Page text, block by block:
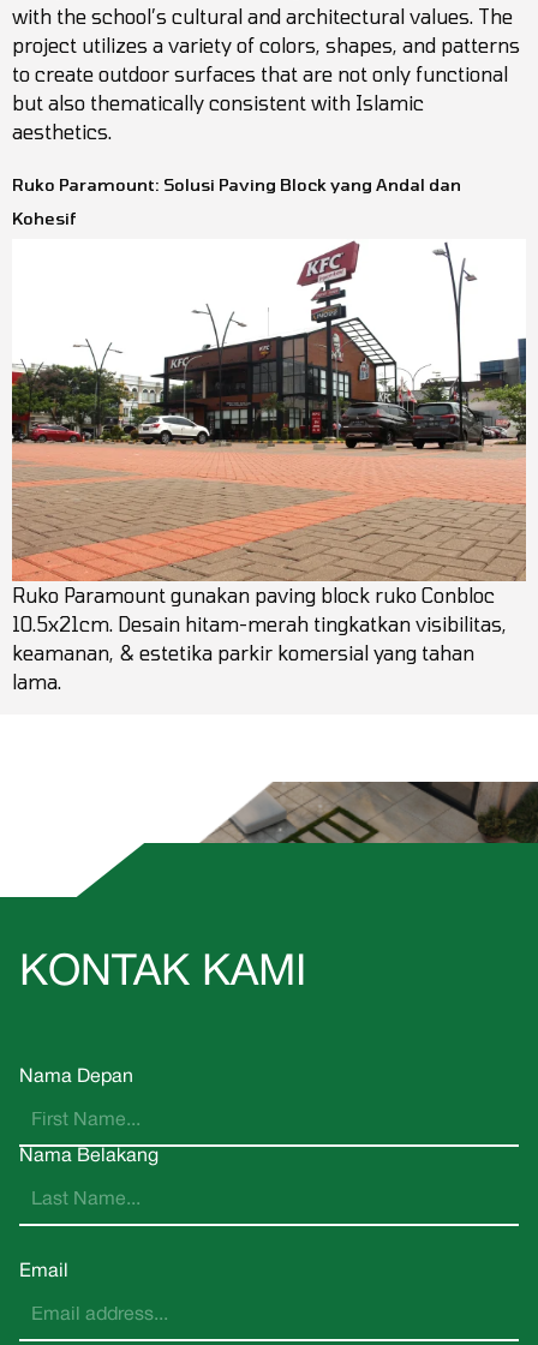
with the school’s cultural and architectural values. The
project utilizes a variety of colors, shapes, and patterns
to create outdoor surfaces that are not only functional
but also thematically consistent with Islamic
aesthetics.
Ruko Paramount: Solusi Paving Block yang Andal dan
Kohesif
Ruko Paramount gunakan paving block ruko Conbloc
10.5x21cm. Desain hitam-merah tingkatkan visibilitas,
keamanan, & estetika parkir komersial yang tahan
lama.
KONTAK KAMI
Nama Depan
Nama Belakang
Email